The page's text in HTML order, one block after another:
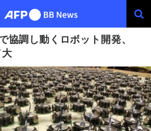
協調し動くロボット開発、